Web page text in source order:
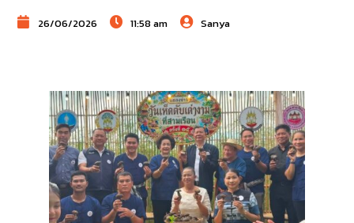
26/06/2026 11:58 am Sanya